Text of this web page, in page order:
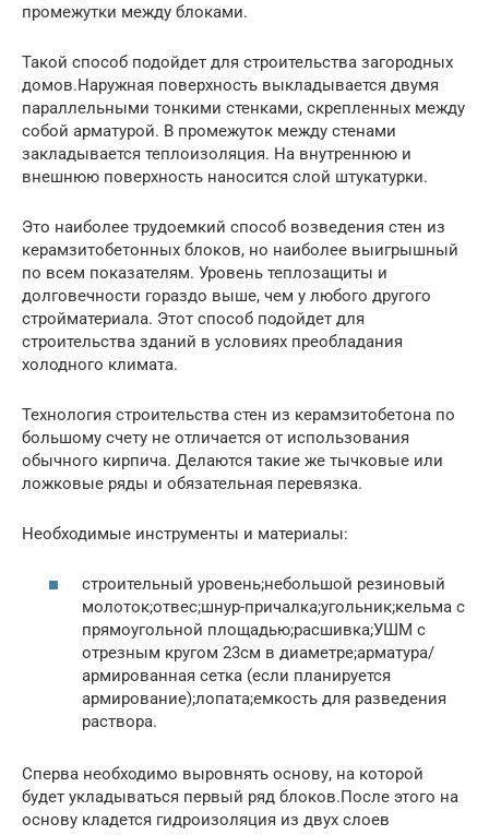
промежутки между блоками.
Такой способ подойдет для строительства загородных
домов.Наружная поверхность выкладывается двумя
параллельными тонкими стенками, скрепленных между
собой арматурой. В промежуток между стенами
закладывается теплоизоляция. На внутреннюю и
внешнюю поверхность наносится слой штукатурки.
Это наиболее трудоемкий способ возведения стен из
керамзитобетонных блоков, но наиболее выигрышный
по всем показателям. Уровень теплозащиты и
долговечности гораздо выше, чем у любого другого
стройматериала. Этот способ подойдет для
строительства зданий в условиях преобладания
холодного климата.
Технология строительства стен из керамзитобетона по
большому счету не отличается от использования
обычного кирпича. Делаются такие же тычковые или
ложковые ряды и обязательная перевязка.
Необходимые инструменты и материалы:
строительный уровень;небольшой резиновый
молоток;отвес;шнур-причалка;угольник;кельма с
прямоугольной площадью;расшивка;УШМ с
отрезным кругом 23см в диаметре;арматура/
армированная сетка (если планируется
армирование);лопата;емкость для разведения
раствора.
Сперва необходимо выровнять основу, на которой
будет укладываться первый ряд блоков.После этого на
основу кладется гидроизоляция из двух слоев